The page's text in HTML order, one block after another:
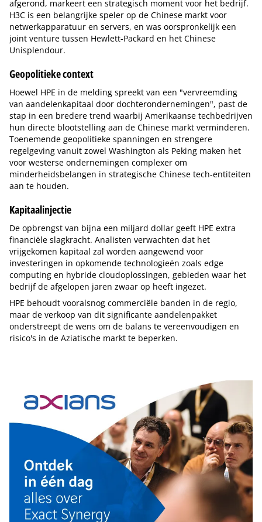
afgerond, markeert een strategisch moment voor het bedrijf.
H3C is een belangrijke speler op de Chinese markt voor
netwerkapparatuur en servers, en was oorspronkelijk een
joint venture tussen Hewlett-Packard en het Chinese
Unisplendour.
Geopolitieke context
Hoewel HPE in de melding spreekt van een "vervreemding
van aandelenkapitaal door dochterondernemingen", past de
stap in een bredere trend waarbij Amerikaanse techbedrijven
hun directe blootstelling aan de Chinese markt verminderen.
Toenemende geopolitieke spanningen en strengere
regelgeving vanuit zowel Washington als Peking maken het
voor westerse ondernemingen complexer om
minderheidsbelangen in strategische Chinese tech-entiteiten
aan te houden.
Kapitaalinjectie
De opbrengst van bijna een miljard dollar geeft HPE extra
financiële slagkracht. Analisten verwachten dat het
vrijgekomen kapitaal zal worden aangewend voor
investeringen in opkomende technologieën zoals edge
computing en hybride cloudoplossingen, gebieden waar het
bedrijf de afgelopen jaren zwaar op heeft ingezet.
HPE behoudt vooralsnog commerciële banden in de regio,
maar de verkoop van dit significante aandelenpakket
onderstreept de wens om de balans te vereenvoudigen en
risico's in de Aziatische markt te beperken.